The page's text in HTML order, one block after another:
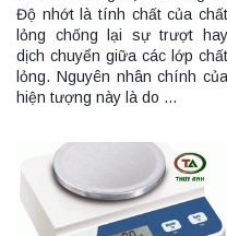
Độ nhớt là tính chất của chất
lỏng chống lại sự trượt hay
dịch chuyển giữa các lớp chất
lỏng. Nguyên nhân chính của
hiện tượng này là do …